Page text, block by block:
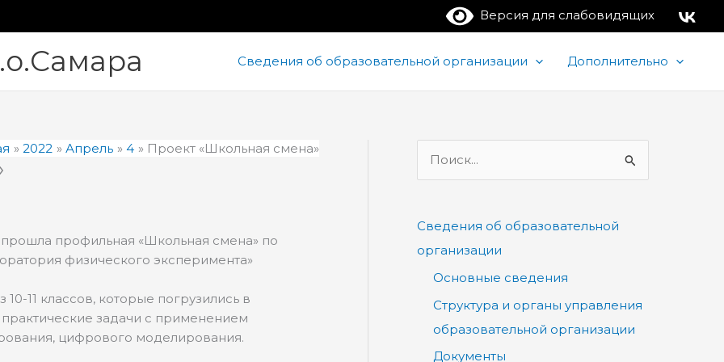
Версия для слабовидящих
Сведения об образовательной организации Дополнительно
2022 Апрель 4 Проект «Школьная смена»
профильная «Школьная смена» по
физического эксперимента»
11 классов, которые погрузились в
задачи с применением
цифрового моделирования.
с
к
Сведения об образовательной
организации
Основные сведения
Структура и органы управления
образовательной организации
Документы